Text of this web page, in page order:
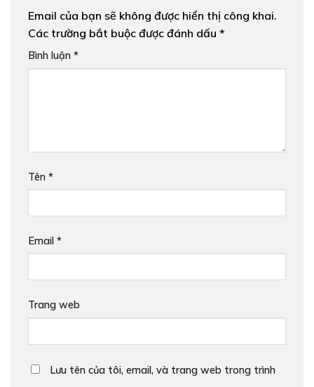
Email của bạn sẽ không được hiển thị công khai.
Các trường bắt buộc được đánh dấu *
Bình luận *
Tên *
Email *
Trang web
Lưu tên của tôi, email, và trang web trong trình